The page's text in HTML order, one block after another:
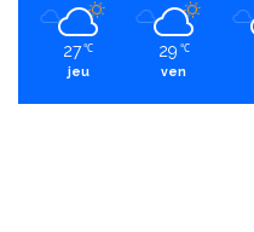
27 ℃
jeu
29 ℃
ven